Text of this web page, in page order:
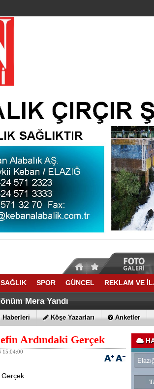
SAĞLIK SPOR GÜNCEL REKLAM VE
Trafik Eğitimi verdi
Mera Yandı
Haberleri Köşe Yazarları Anketler
Ardındaki Gerçek
15:04:00
Gerçek